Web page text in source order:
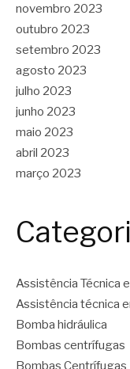
novembro 2023
outubro 2023
setembro 2023
agosto 2023
julho 2023
junho 2023
maio 2023
abril 2023
março 2023
Assistência Técnica
Assistência técnica
Bomba hidráulica
Bombas centrífugas
Bombas Centrífugas